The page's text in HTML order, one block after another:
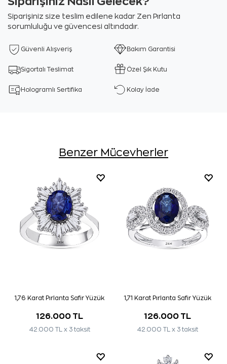
Siparişiniz size teslim edilene kadar Zen Pırlanta
sorumluluğu ve güvencesi altındadır.
Güvenli Alışveriş Bakım Garantisi
Sigortalı Teslimat Özel Şık Kutu
Hologramlı Sertifika Kolay İade
Benzer Mücevherler
1,76 Karat Pırlanta Safir Yüzük
126.000 TL
42.000 TL x 3 taksit
1,71 Karat Pırlanta Safir Yüzük
126.000 TL
42.000 TL x 3 taksit